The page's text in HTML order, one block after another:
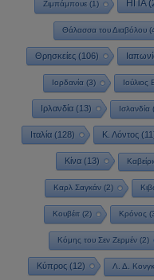
Ζιμπάμπουε(1) ΗΠΑ
Θάλασσα του Διαβόλου
Θρησκείες(106)
Ιορδανία (3) Ιούλιος
Ιρλανδία(13) Ισλανδία
Ιταλία(128) Κ. Λόντος
Κίνα(13)
Καρλ Σαγκάν (2)
Κουβέιτ(2) Κρόνος
Κόμης του Σεν Ζερμέν(2)
Κύπρος (12) Λ. Δ.